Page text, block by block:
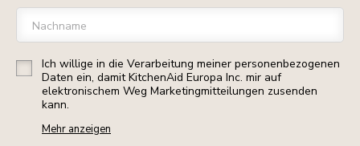
Nachname
Ich willige in die Verarbeitung meiner personenbezogenen
Daten ein, damit KitchenAid Europa Inc. mir auf
elektronischem Weg Marketingmitteilungen zusenden
kann.
Mehr anzeigen